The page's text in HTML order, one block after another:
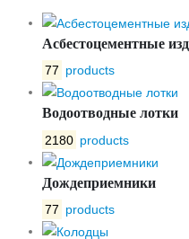
Асбестоцементные
77 products
Водоотводные лотки
2180 products
Дождеприемники
77 products